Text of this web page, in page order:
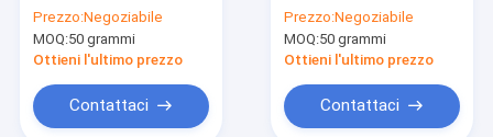
Richieda una citazione
Prezzo:Negoziabile
MOQ:50 grammi
Ottieni l'ultimo prezzo
Contattaci
polvere
Prezzo:Negoziabile
MOQ:50 grammi
Ottieni l'ultimo prezzo
Contattaci